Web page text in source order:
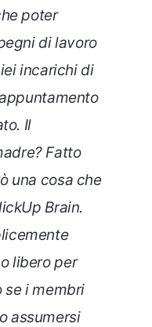
poter
di lavoro
incarichi di
Il
Fatto
una cosa che
Brain.
libero per
se i membri
assumersi